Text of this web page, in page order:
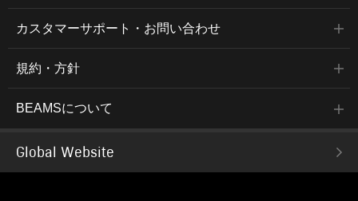
カスタマーサポート・お問い合わせ
規約・方針
BEAMSについて
Global Website